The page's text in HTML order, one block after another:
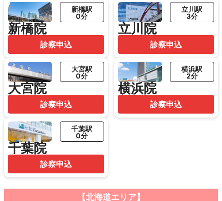
新橋院
新橋駅
0分
診察申込
立川院
立川駅
3分
診察申込
大宮院
大宮駅
0分
診察申込
横浜院
横浜駅
2分
診察申込
千葉院
千葉駅
0分
診察申込
【北海道エリア】